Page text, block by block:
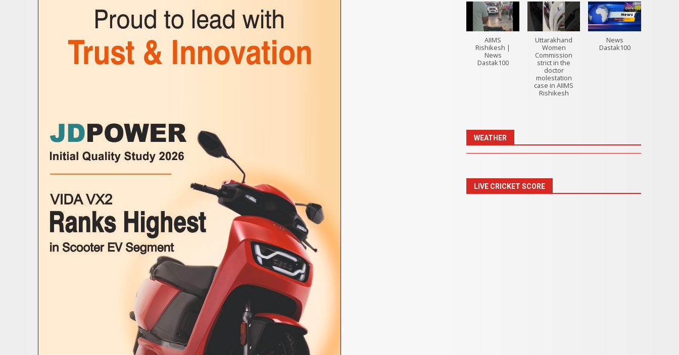
AIIMS
Rishikesh |
News
Dastak100
Uttarakhand
Women
Commission
strict in the
doctor
molestation
case in AIIMS
Rishikesh
News
Dastak100
WEATHER
LIVE CRICKET SCORE